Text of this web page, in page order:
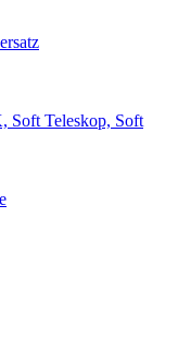
Soft Teleskop, Soft